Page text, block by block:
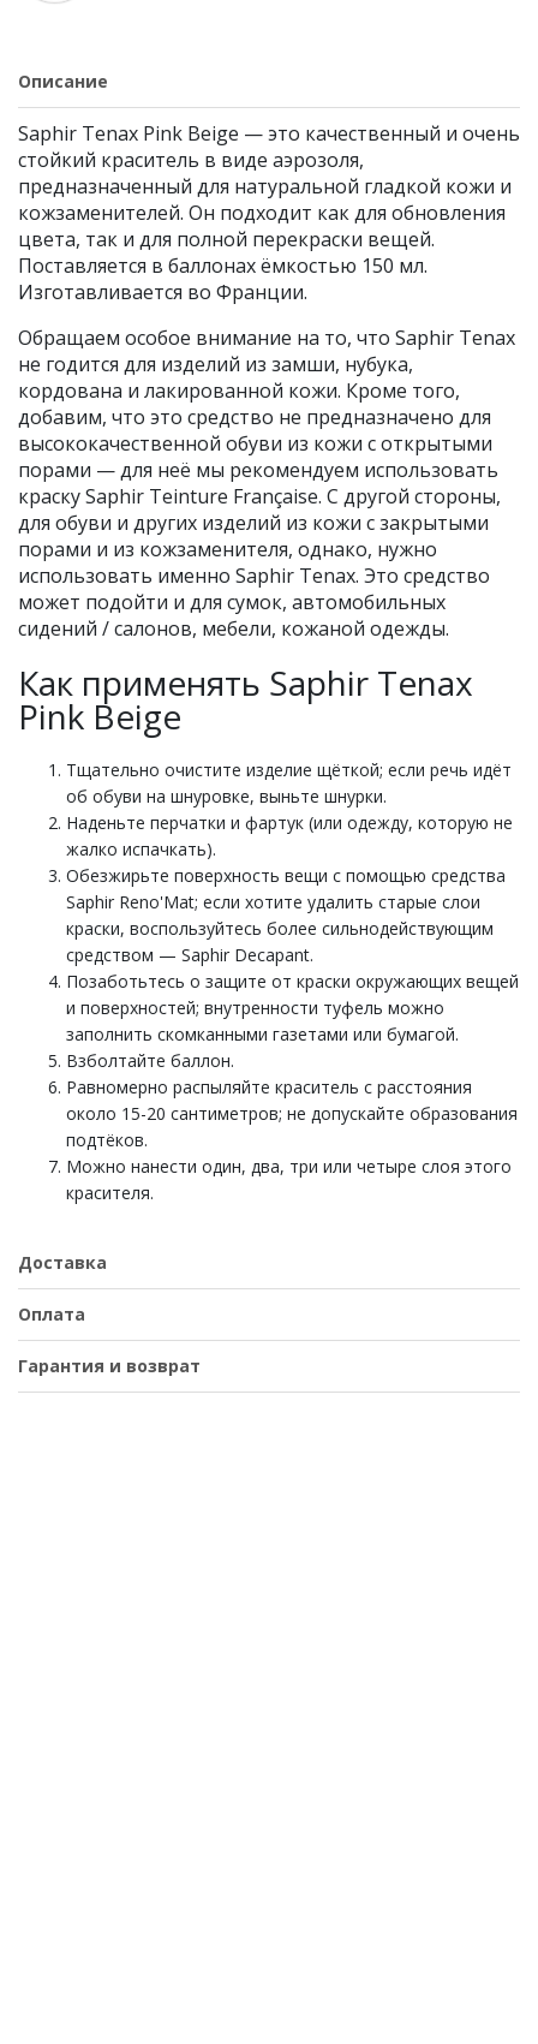
Описание
Saphir Tenax Pink Beige — это качественный и очень
стойкий краситель в виде аэрозоля,
предназначенный для натуральной гладкой кожи и
кожзаменителей. Он подходит как для обновления
цвета, так и для полной перекраски вещей.
Поставляется в баллонах ёмкостью 150 мл.
Изготавливается во Франции.
Обращаем особое внимание на то, что Saphir Tenax
не годится для изделий из замши, нубука,
кордована и лакированной кожи. Кроме того,
добавим, что это средство не предназначено для
высококачественной обуви из кожи с открытыми
порами — для неё мы рекомендуем использовать
краску Saphir Teinture Française. С другой стороны,
для обуви и других изделий из кожи с закрытыми
порами и из кожзаменителя, однако, нужно
использовать именно Saphir Tenax. Это средство
может подойти и для сумок, автомобильных
сидений / салонов, мебели, кожаной одежды.
Как применять Saphir Tenax
Pink Beige
Тщательно очистите изделие щёткой; если речь идёт
об обуви на шнуровке, выньте шнурки.
Наденьте перчатки и фартук (или одежду, которую не
жалко испачкать).
Обезжирьте поверхность вещи с помощью средства
Saphir Reno'Mat; если хотите удалить старые слои
краски, воспользуйтесь более сильнодействующим
средством — Saphir Decapant.
Позаботьтесь о защите от краски окружающих вещей
и поверхностей; внутренности туфель можно
заполнить скомканными газетами или бумагой.
Взболтайте баллон.
Равномерно распыляйте краситель с расстояния
около 15-20 сантиметров; не допускайте образования
подтёков.
Можно нанести один, два, три или четыре слоя этого
красителя.
Доставка
Оплата
Гарантия и возврат